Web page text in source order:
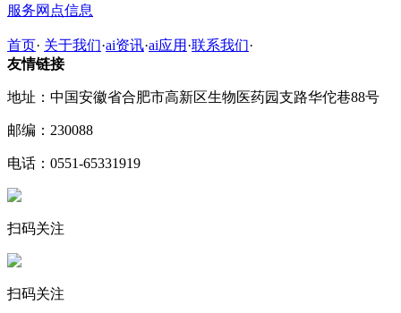
服务网点信息
首页· 关于我们·ai资讯·ai应用 ·联系我们·
友情链接
地址：中国安徽省合肥市高新区生物医药园支路华佗巷88号
邮编：230088
电话：0551-65331919
扫码关注
扫码关注